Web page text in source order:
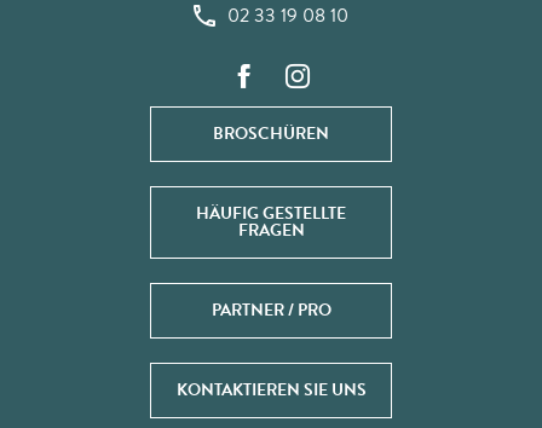
02 33 19 08 10
BROSCHÜREN
HÄUFIG GESTELLTE
FRAGEN
PARTNER / PRO
KONTAKTIEREN SIE UNS